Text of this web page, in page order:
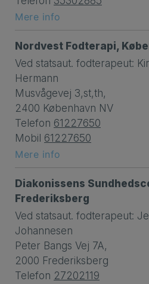
Mere info
Nordvest Fodterapi,
Ved statsaut. fodterapeut:
Hermann
Musvågevej 3,st,th,
2400 København NV
Telefon 61227650
Mobil 61227650
Mere info
Diakonissens
Frederiksberg
Ved statsaut. fodterapeut:
Johannesen
Peter Bangs Vej 7A,
2000 Frederiksberg
Telefon 27202119